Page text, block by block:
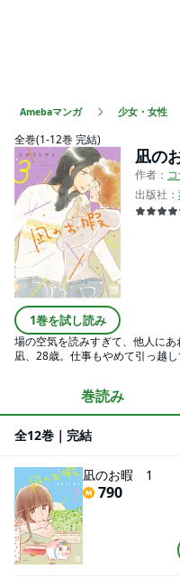
Amebaマンガ 少女・女性
全巻(1-12巻 完結)
1巻を試し読み
凪の
作者：
出版社：
場の空気を読みすぎて、他人に
凪、28歳。仕事もやめて引っ越
巻読み
全12巻｜完結
凪のお暇 1
790